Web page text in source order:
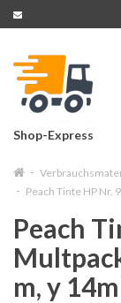
Shop-Express
Peach Tinte HP Nr.
Peach
m, y